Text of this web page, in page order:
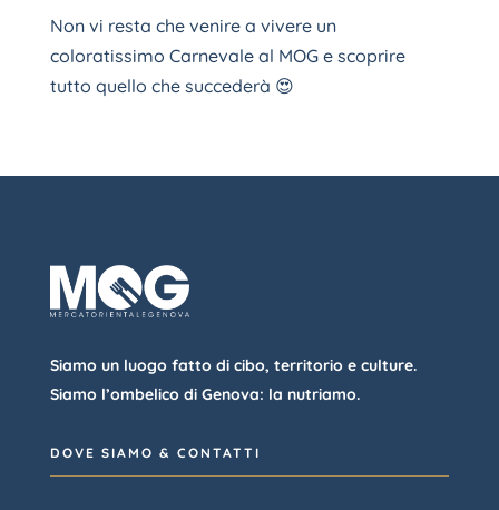
Non vi resta che venire a vivere un
coloratissimo Carnevale al MOG e scoprire
tutto quello che succederà 😍
Siamo un luogo fatto di cibo, territorio e culture.
Siamo l’ombelico di Genova: la nutriamo.
DOVE SIAMO & CONTATTI